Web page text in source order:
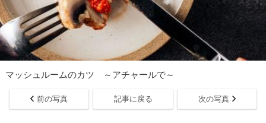
マッシュルームのカツ ～アチャールで～
前の写真 記事に戻る 次の写真